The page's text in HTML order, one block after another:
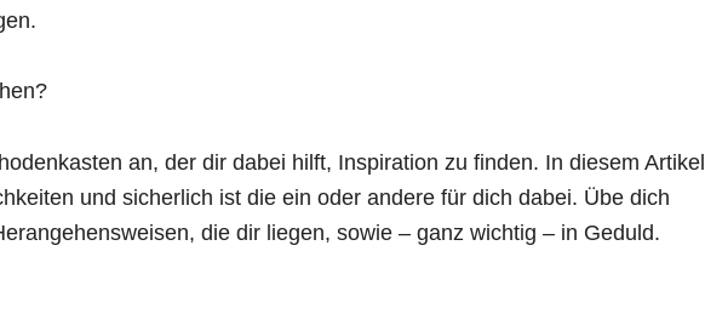
an, der dir dabei hilft, Inspiration zu finden. In diesem Artikel
und sicherlich ist die ein oder andere für dich dabei. Übe dich
die dir liegen, sowie – ganz wichtig – in Geduld.